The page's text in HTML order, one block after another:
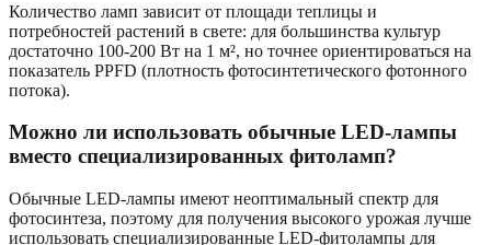
Количество ламп зависит от площади теплицы и
потребностей растений в свете: для большинства культур
достаточно 100-200 Вт на 1 м², но точнее ориентироваться на
показатель PPFD (плотность фотосинтетического фотонного
потока).
Можно ли использовать обычные LED-лампы
вместо специализированных фитоламп?
Обычные LED-лампы имеют неоптимальный спектр для
фотосинтеза, поэтому для получения высокого урожая лучше
использовать специализированные LED-фитолампы для